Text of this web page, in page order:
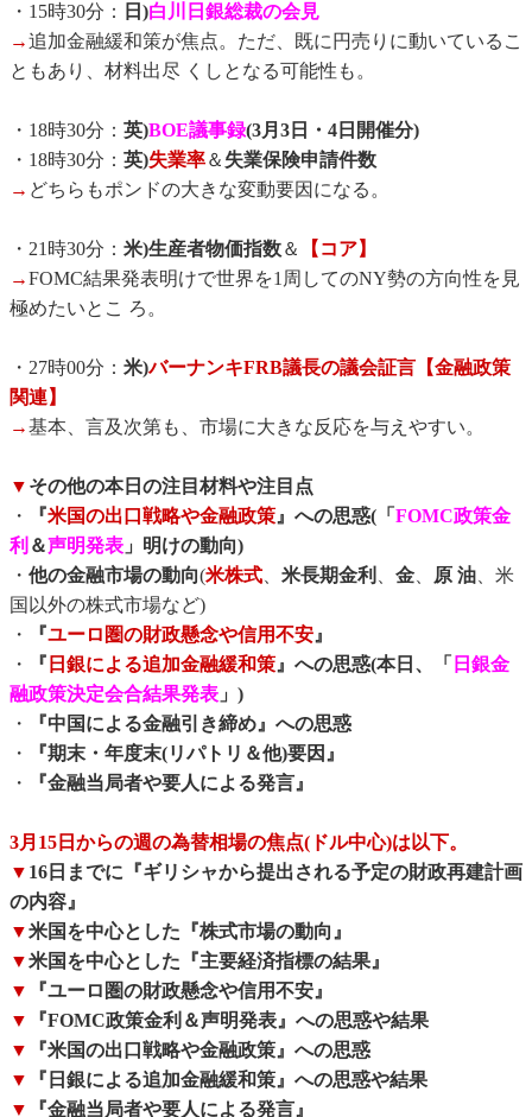
・15時30分：
日)白川日銀総裁の会見
→追加金融緩和策が焦点。ただ、既に円売りに動いているこ
ともあり、材料出尽 くしとなる可能性も。
・18時30分： 英)BOE議事録(3月3日・4日開催分)
・18時30分： 英)失業率＆ 失業保険申請件数
→ どちらもポンドの大きな変動要因になる。
・21時30分： 米)生産者物価指数＆
【コア】
→FOMC結果発表明けで世界を1周してのNY勢の方向性を見
極めたいとこ ろ。
・27時00分： 米)バーナンキFRB議長の議会証言【金融政策
関連】
→基本、言及次第も、市場に大きな反応を与えやすい。
▼ その他の本日の注目材料や注目点
・
『米国の出口戦略や金融政策』への思惑(「 FOMC政策金
利 ＆声明発表 」明けの動向)
・ 他の金融市場の動向(米株式、 米長期金利 、 金、 原 油、米
国以外の株式市場など)
・
『ユーロ圏の財政懸念や信用不安』
・
『 日銀による追加金融緩和策』への思惑(本日、「 日銀金
融政策決定会合結果発表 」)
・
『中国による金融引き締め』への思惑
・
『期末・年度末(リパトリ＆他)要因』
・
『金融当局者や要人による発言』
3月15日からの週の為替相場の焦点(ドル中心)は以下。
▼ 16日までに『ギリシャから提出される予定の財政再建計画
の内容』
▼米国を中心とした『株式市場の動向』
▼米国を中心とした『主要経済指標の結果』
▼
『ユーロ圏の財政懸念や信用不安』
▼
『FOMC政策金利＆声明発表』への思惑や結果
▼
『米国の出口戦略や金融政策』への思惑
▼
『日銀による追加金融緩和策』への思惑や結果
▼
『金融当局者や要人による発言』